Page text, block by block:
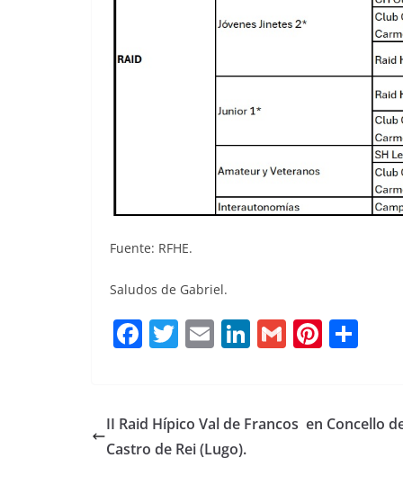
Fuente: RFHE.
Saludos de Gabriel.
F
e
b
T
te
r
E
l
Li
e
G
l
Pi
rep
II Raid Hípico Val de Francos en Concello
Castro de Rei (Lugo).